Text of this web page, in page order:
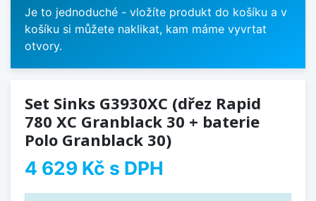
Je to jednoduché - vložíte produkt do košíku a v
košíku si můžete naklikat, kam máme vyvrtat
otvory.
Set Sinks G3930XC (dřez Rapid
780 XC Granblack 30 + baterie
Polo Granblack 30)
4 629 Kč s DPH